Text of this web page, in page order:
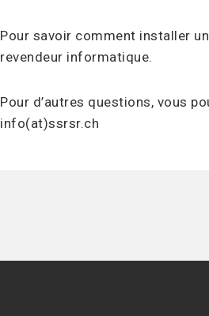
Pour savoir comment installer
revendeur informatique.
Pour d’autres questions, vous
info(at)ssrsr.ch